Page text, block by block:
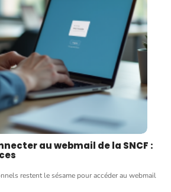
au webmail de la SNCF :
restent le sésame pour accéder au webmail